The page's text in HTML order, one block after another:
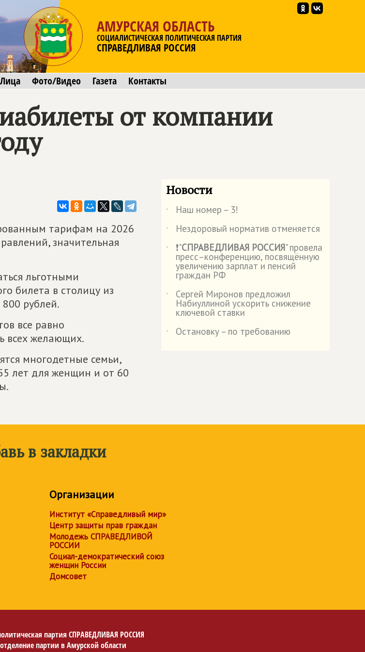
АМУРСКАЯ ОБЛАСТЬ
СОЦИАЛИСТИЧЕСКАЯ ПОЛИТИЧЕСКАЯ ПАРТИЯ
СПРАВЕДЛИВАЯ РОССИЯ
Лица Фото/Видео Газета Контакты
от компании
тарифам на 2026
значительная
льготными
билета в столицу из
рублей.
все равно
всех желающих.
многодетные семьи,
лет для женщин и от 60
Новости
˙
Наш номер – 3!
˙
Нездоровый норматив отменяется
˙
❗"СПРАВЕДЛИВАЯ РОССИЯ" провела
пресс–конференцию, посвящённую
увеличению зарплат и пенсий
граждан РФ
˙
Сергей Миронов предложил
Набиуллиной ускорить снижение
ключевой ставки
˙
Остановку – по требованию
в закладки
Организации
Институт «Справедливый мир»
Центр защиты прав граждан
Молодежь СПРАВЕДЛИВОЙ
РОССИИ
Социал-демократический союз
женщин России
Домсовет
партия СПРАВЕДЛИВАЯ РОССИЯ
партии в Амурской области